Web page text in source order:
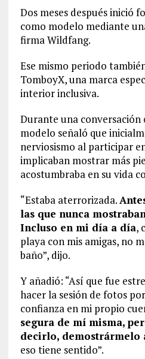
Dos meses después inició
como modelo mediante
firma Wildfang.
Ese mismo periodo
TomboyX, una marca
interior inclusiva.
Durante una conversación
modelo señaló que
nerviosismo al participar
implicaban mostrar más
acostumbraba en su vida
“Estaba aterrorizada.
las que nunca
Incluso en mi día a día,
playa con mis amigas, no
baño”, dijo.
Y añadió: “Así que fue
hacer la sesión de fotos
confianza en mi propio
segura de mí misma,
decirlo, demostrármelo
eso tiene sentido”.